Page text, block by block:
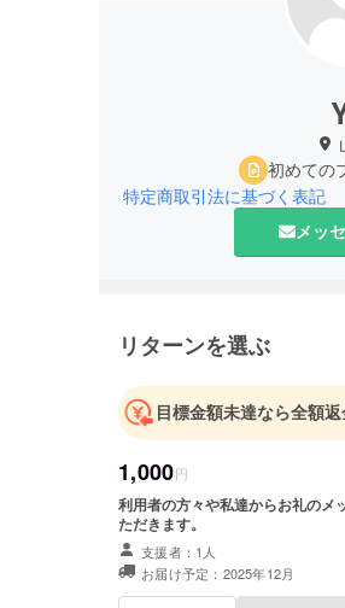
初めての
特定商取引法に基づく表記
メッ
リターンを選ぶ
目標金額未達なら全額
1,000円
利用者の方々や私達からお礼のメ
ただきます。
支援者：1人
お届け予定：2025年12月